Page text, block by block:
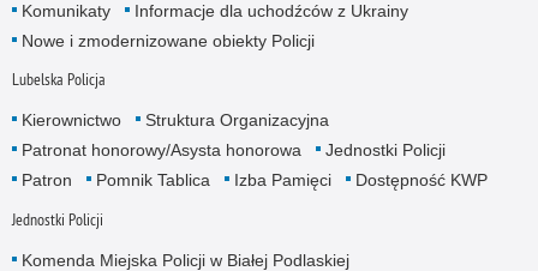
Komunikaty
Informacje dla uchodźców z Ukrainy
Nowe i zmodernizowane obiekty Policji
Lubelska Policja
Kierownictwo
Struktura Organizacyjna
Patronat honorowy/Asysta honorowa
Jednostki Policji
Patron
Pomnik Tablica Izba Pamięci Dostępność KWP
Jednostki Policji
Komenda Miejska Policji w Białej Podlaskiej